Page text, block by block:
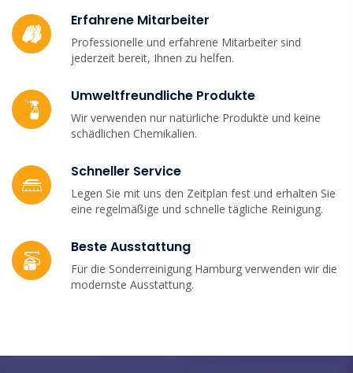
Erfahrene Mitarbeiter
Professionelle und erfahrene Mitarbeiter sind
jederzeit bereit, Ihnen zu helfen.
Umweltfreundliche Produkte
Wir verwenden nur natürliche Produkte und keine
schädlichen Chemikalien.
Schneller Service
Legen Sie mit uns den Zeitplan fest und erhalten Sie
eine regelmäßige und schnelle tägliche Reinigung.
Beste Ausstattung
Für die Sonderreinigung Hamburg verwenden wir die
modernste Ausstattung.